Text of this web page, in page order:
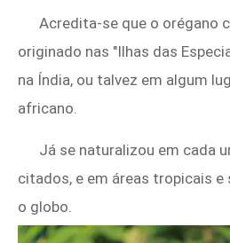
Acredita-se que o orégano
originado nas "Ilhas das
na Índia, ou talvez em algum
africano.
Já se naturalizou em cada
citados, e em áreas tropicais
o globo.